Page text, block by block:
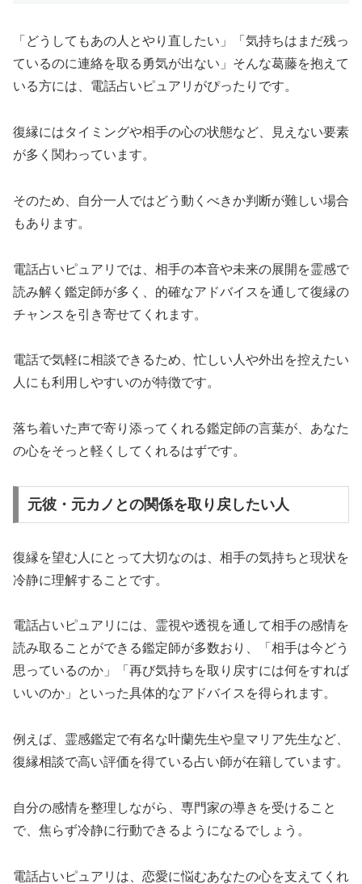
「どうしてもあの人とやり直したい」「気持ちはまだ残っ
ているのに連絡を取る勇気が出ない」そんな葛藤を抱えて
いる方には、電話占いピュアリがぴったりです。
復縁にはタイミングや相手の心の状態など、見えない要素
が多く関わっています。
そのため、自分一人ではどう動くべきか判断が難しい場合
もあります。
電話占いピュアリでは、相手の本音や未来の展開を霊感で
読み解く鑑定師が多く、的確なアドバイスを通して復縁の
チャンスを引き寄せてくれます。
電話で気軽に相談できるため、忙しい人や外出を控えたい
人にも利用しやすいのが特徴です。
落ち着いた声で寄り添ってくれる鑑定師の言葉が、あなた
の心をそっと軽くしてくれるはずです。
元彼・元カノとの関係を取り戻したい人
復縁を望む人にとって大切なのは、相手の気持ちと現状を
冷静に理解することです。
電話占いピュアリには、霊視や透視を通して相手の感情を
読み取ることができる鑑定師が多数おり、「相手は今どう
思っているのか」「再び気持ちを取り戻すには何をすれば
いいのか」といった具体的なアドバイスを得られます。
例えば、霊感鑑定で有名な叶蘭先生や皇マリア先生など、
復縁相談で高い評価を得ている占い師が在籍しています。
自分の感情を整理しながら、専門家の導きを受けること
で、焦らず冷静に行動できるようになるでしょう。
電話占いピュアリは、恋愛に悩むあなたの心を支えてくれ